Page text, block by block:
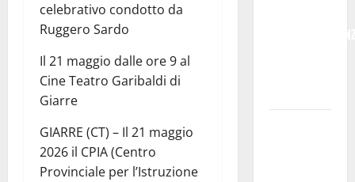
celebrativo condotto da
Ruggero Sardo
Il 21 maggio dalle ore 9 al
Cine Teatro Garibaldi di
Giarre
GIARRE (CT) – Il 21 maggio
2026 il CPIA (Centro
Provinciale per l’Istruzione